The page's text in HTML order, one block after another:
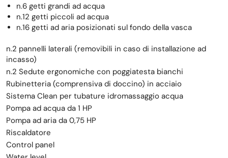
n.6 getti grandi ad acqua
n.12 getti piccoli ad acqua
n.16 getti ad aria posizionati sul fondo della vasca
n.2 pannelli laterali (removibili in caso di installazione ad
incasso)
n.2 Sedute ergonomiche con poggiatesta bianchi
Rubinetteria (comprensiva di doccino) in acciaio
Sistema Clean per tubature idromassaggio acqua
Pompa ad acqua da 1 HP
Pompa ad aria da 0,75 HP
Riscaldatore
Control panel